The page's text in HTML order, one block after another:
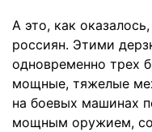
А это, как
россиян. Этими
одновременно трех
мощные, тяжелые
на боевых машинах
мощным оружием, со